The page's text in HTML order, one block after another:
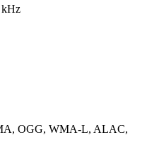
kHz
OGG, WMA-L, ALAC,